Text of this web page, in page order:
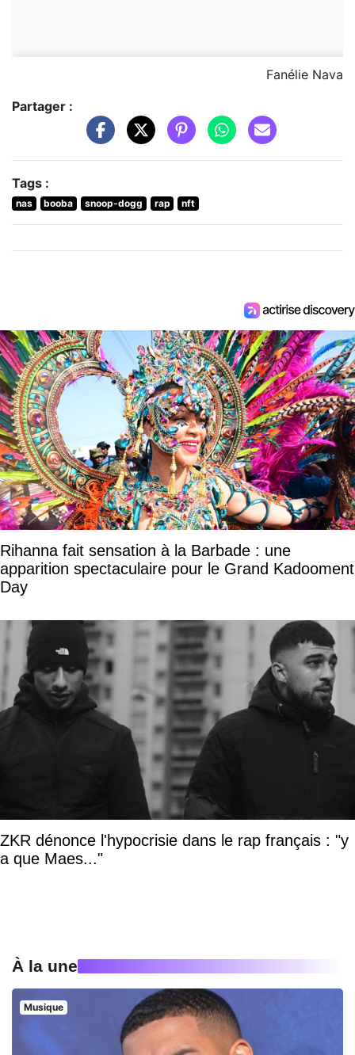
Fanélie Nava
Partager :
Tags :
nas booba snoop-dogg rap nft
Rihanna fait sensation à la Barbade : une
apparition spectaculaire pour le Grand Kadooment
Day
ZKR dénonce l'hypocrisie dans le rap français : "y
a que Maes..."
À la une
Musique